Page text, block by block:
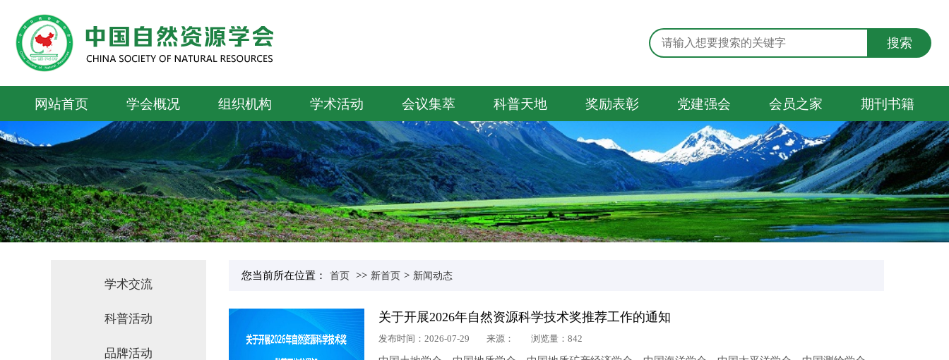
搜索
网站首页 学会概况 组织机构 学术活动 会议集萃 科普天地 奖励表彰 党建强会 会员之家 期刊书籍
学术交流
科普活动
品牌活动
您当前所在位置： 首页 >> 新首页 > 新闻动态
关于开展2026年自然资源科学技术奖推荐工作的通知
发布时间：2026-07-29 来源： 浏览量：842